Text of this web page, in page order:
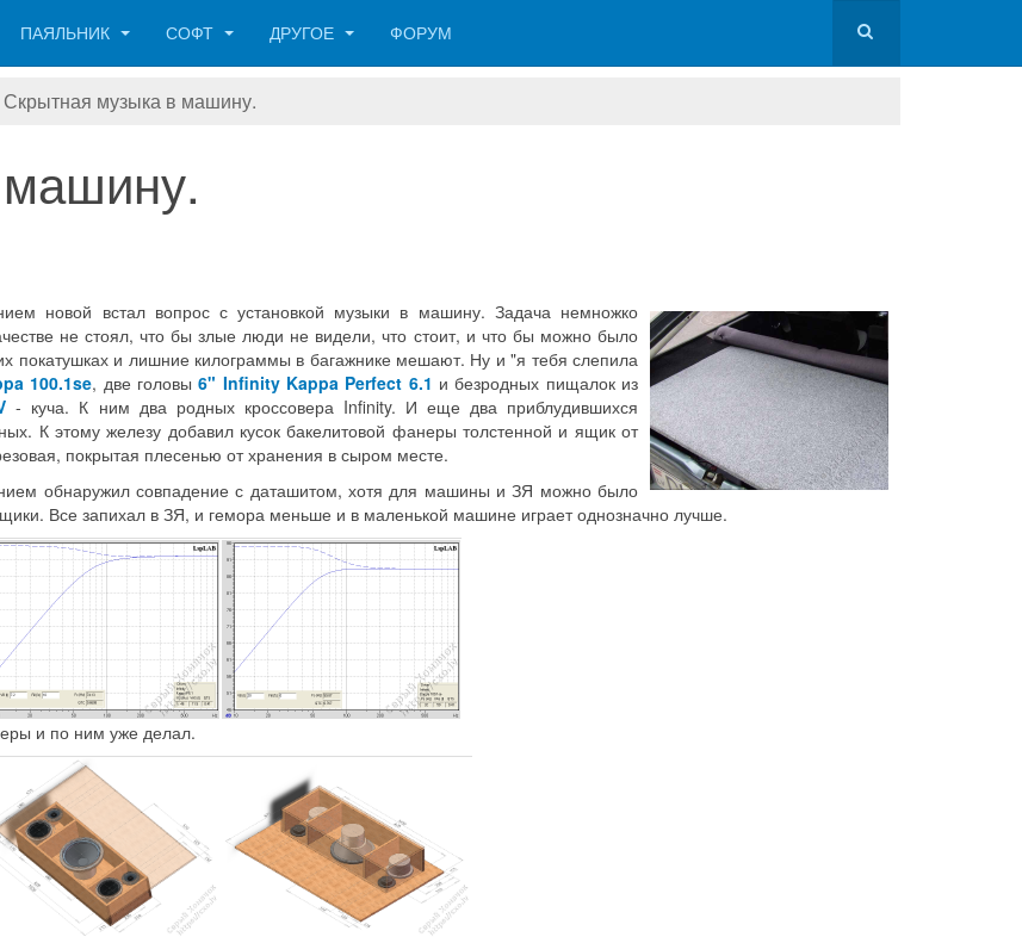
ПАЯЛЬНИК СОФТ ДРУГОЕ ФОРУМ
Скрытная музыка в машину.
новой встал вопрос с установкой музыки в машину. Задача немножко
не стоял, что бы злые люди не видели, что стоит, и что бы можно было
покатушках и лишние килограммы в багажнике мешают. Ну и "я тебя слепила
100.1se, две головы6" Infinity Kappa Perfect 6.1 и безродных пищалок из
- куча. К ним два родных кроссовера Infinity. И еще два приблудившихся
К этому железу добавил кусок бакелитовой фанеры толстенной и ящик от
покрытая плесенью от хранения в сыром месте.
обнаружил совпадение с даташитом, хотя для машины и ЗЯ можно было
Все запихал в ЗЯ, и гемора меньше и в маленькой машине играет однозначно лучше.
и по ним уже делал.